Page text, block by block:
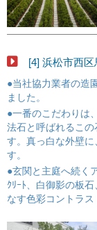
[4] 浜松市西
●当社協力業者の造
ました。
●一番のこだわりは
法石と呼ばれるこ
す。真っ白な外壁
す。
●玄関と主庭へ続く
ｸﾘｰﾄ、白御影の板
なす色彩コントラス